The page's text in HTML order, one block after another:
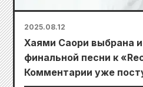
2025.08.12
Хаями Саори выбрана
финальной песни к
Комментарии уже